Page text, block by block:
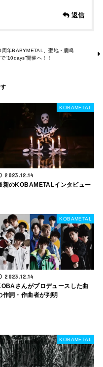
返信
周年BABYMETAL、聖地・鹿鳴
“10days”開催へ！！
KOBAMETAL
2023.12.14
新のKOBAMETALインタビュー
KOBAMETAL
2023.12.14
さんがプロデュースした曲
作詞・作曲者が判明
KOBAMETAL